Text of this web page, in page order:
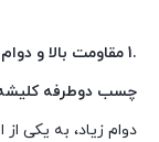
.1 مقاومت بالا و دوام زیاد:
چسب دوطرفه کلیشه
دوام زیاد، به یکی